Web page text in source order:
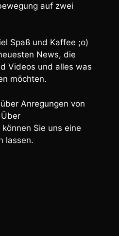
auf zwei
Spaß und Kaffee ;o)
News, die
Videos und alles was
möchten.
Anregungen von
können Sie uns eine
lassen.